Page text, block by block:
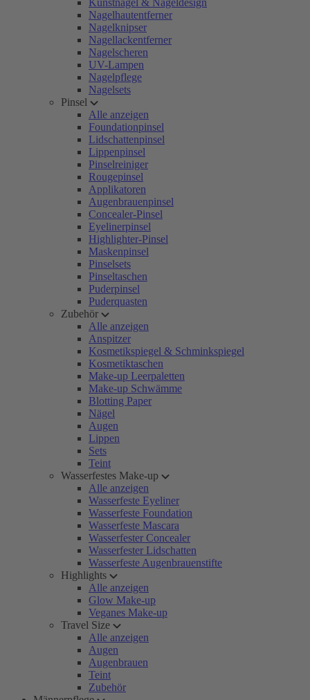
Kunstnägel & Nageldesign
Nagelhautentferner
Nagelknipser
Nagellackentferner
Nagelscheren
UV-Lampen
Nagelpflege
Nagelsets
Pinsel
Alle anzeigen
Foundationpinsel
Lidschattenpinsel
Lippenpinsel
Pinselreiniger
Rougepinsel
Applikatoren
Augenbrauenpinsel
Concealer-Pinsel
Eyelinerpinsel
Highlighter-Pinsel
Maskenpinsel
Pinselsets
Pinseltaschen
Puderpinsel
Puderquasten
Zubehör
Alle anzeigen
Anspitzer
Kosmetikspiegel & Schminkspiegel
Kosmetiktaschen
Make-up Leerpaletten
Make-up Schwämme
Blotting Paper
Nägel
Augen
Lippen
Sets
Teint
Wasserfestes Make-up
Alle anzeigen
Wasserfeste Eyeliner
Wasserfeste Foundation
Wasserfeste Mascara
Wasserfester Concealer
Wasserfester Lidschatten
Wasserfeste Augenbrauenstifte
Highlights
Alle anzeigen
Glow Make-up
Veganes Make-up
Travel Size
Alle anzeigen
Augen
Augenbrauen
Teint
Zubehör